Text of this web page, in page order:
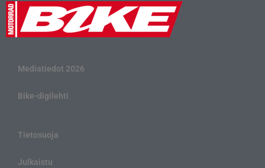
Mediatiedot 2026
Bike-digilehti
Tietosuoja
Julkaistu